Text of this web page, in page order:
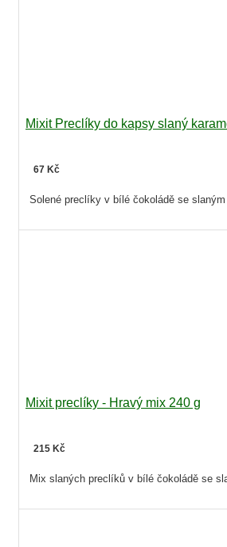
Mixit Preclíky do kapsy slaný
67 Kč
Solené preclíky v bílé čokoládě se slaným
Mixit preclíky - Hravý mix 240 g
215 Kč
Mix slaných preclíků v bílé čokoládě se